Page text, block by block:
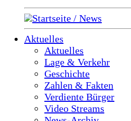
Startseite / News
Aktuelles
Aktuelles
Lage & Verkehr
Geschichte
Zahlen & Fakten
Verdiente Bürger
Video Streams